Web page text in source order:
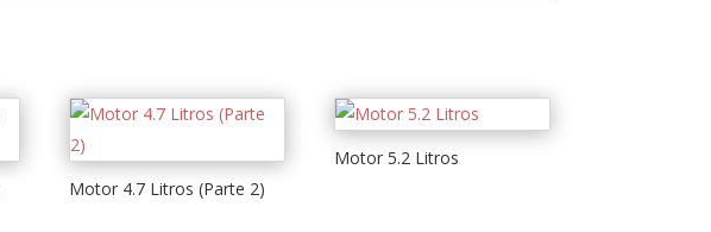
Motor 4.7 Litros (Parte 2)
Motor 5.2 Litros